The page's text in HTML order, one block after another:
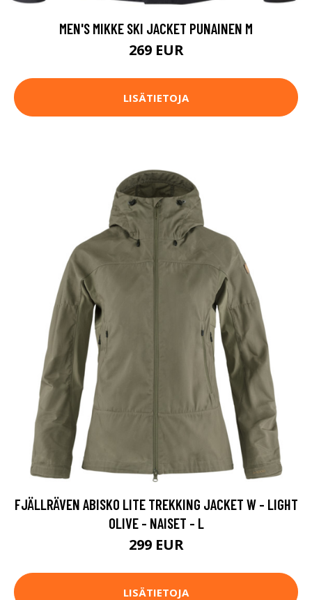
MEN'S MIKKE SKI JACKET PUNAINEN M
269 EUR
LISÄTIETOJA
FJÄLLRÄVEN ABISKO LITE TREKKING JACKET W - LIGHT
OLIVE - NAISET - L
299 EUR
LISÄTIETOJA